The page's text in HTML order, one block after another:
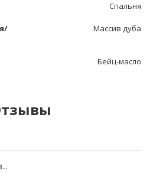
Спальня
Массив дуба
Бейц-масло